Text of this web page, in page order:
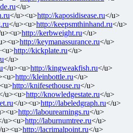
</u>
</u><u>http://kaposidisease.ru</u>
</u><u>http://keepsmthinhand.ru</u>
http://kerbweight.ru</u>
http://keymanassurance.ru</u>
http://kickplate.ru</u>
</u>
</u><u>http://kingweakfish.ru</u>
http://kleinbottle.ru</u>
http://knifesethouse.ru</u>
u><u>http://knowledgestate.ru</u>
</u><u>http://labeledgraph.ru</u>
http://labourearnings.ru</u>
u><u>http://laburnumtree.ru</u>
u><u>http://lacrimalpoint.ru</u>